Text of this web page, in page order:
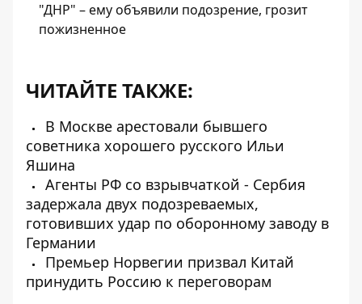
"ДНР" – ему объявили подозрение, грозит
пожизненное
ЧИТАЙТЕ ТАКЖЕ:
В Москве арестовали бывшего
советника хорошего русского Ильи
Яшина
Агенты РФ со взрывчаткой - Сербия
задержала двух подозреваемых,
готовивших удар по оборонному заводу в
Германии
Премьер Норвегии призвал Китай
принудить Россию к переговорам